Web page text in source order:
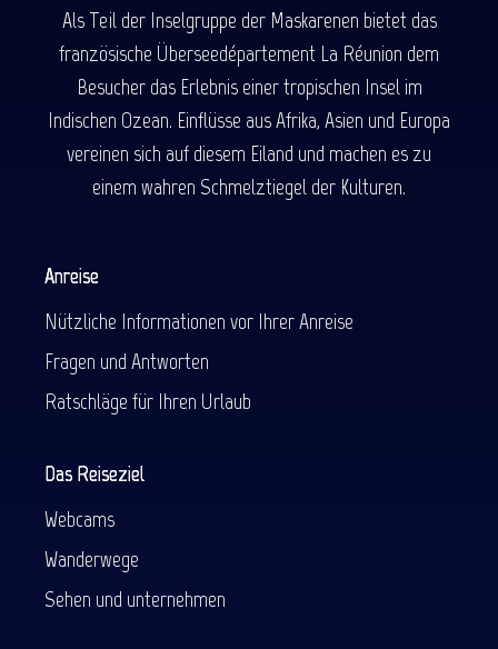
Als Teil der Inselgruppe der Maskarenen bietet das
französische Überseedépartement La Réunion dem
Besucher das Erlebnis einer tropischen Insel im
Indischen Ozean. Einflüsse aus Afrika, Asien und Europa
vereinen sich auf diesem Eiland und machen es zu
einem wahren Schmelztiegel der Kulturen.
Anreise
Nützliche Informationen vor Ihrer Anreise
Fragen und Antworten
Ratschläge für Ihren Urlaub
Das Reiseziel
Webcams
Wanderwege
Sehen und unternehmen